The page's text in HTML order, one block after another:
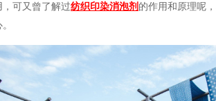
可又曾了解过纺织印染消泡剂 的作用和原理呢